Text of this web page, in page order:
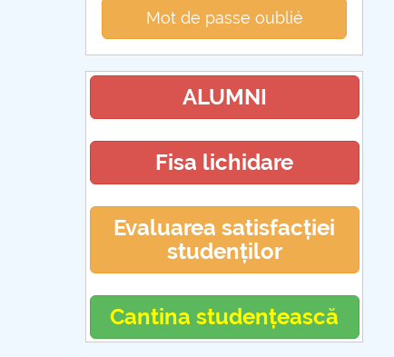
Mot de passe oublié
ALUMNI
Fisa lichidare
Evaluarea satisfacției
studenților
Cantina studențească